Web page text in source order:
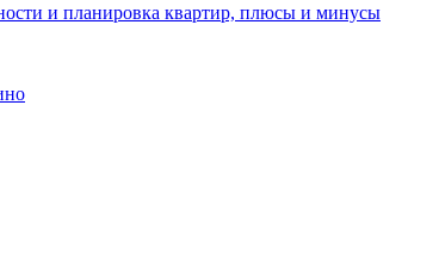
и планировка квартир, плюсы и минусы